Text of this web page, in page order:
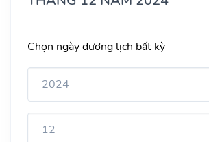
Chọn ngày dương lịch bất kỳ